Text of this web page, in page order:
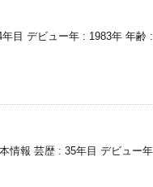
目 デビュー年 : 1983年 年
情報 芸歴 : 35年目 デビュー